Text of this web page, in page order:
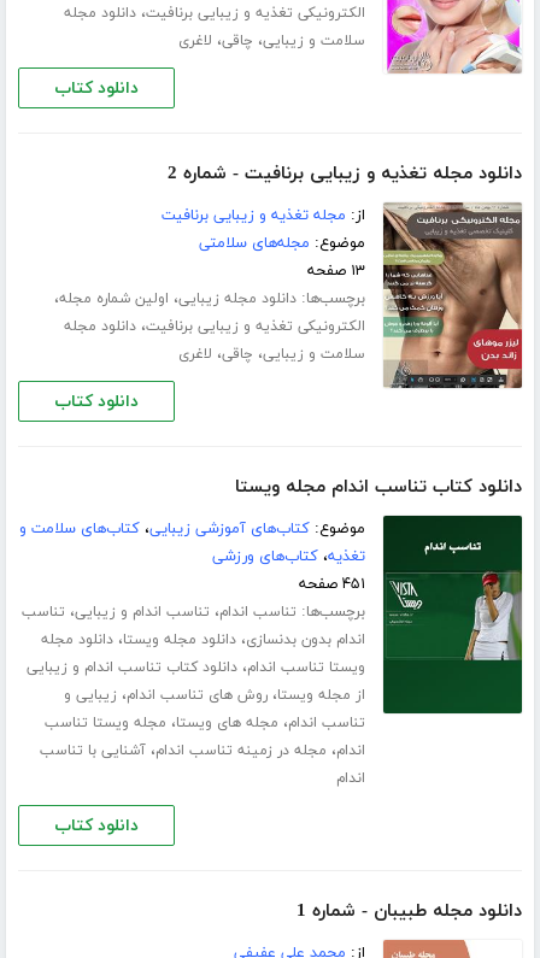
الکترونیکی تغذیه و زیبایی برنافیت،دانلود مجله
سلامت و زیبایی، چاقی، لاغری
دانلود کتاب
دانلود مجله تغذیه و زیبایی برنافیت - شماره 2
از: مجله تغذیه و زیبایی برنافیت
موضوع: مجله‌های سلامتی
۱۳ صفحه
برچسب‌ها:دانلود مجله زیبایی، اولین شماره مجله،
الکترونیکی تغذیه و زیبایی برنافیت،دانلود مجله
سلامت و زیبایی، چاقی، لاغری
دانلود کتاب
دانلود کتاب تناسب اندام مجله ویستا
موضوع:کتاب‌های آموزشی زیبایی،کتاب‌های سلامت و
تغذیه،کتاب‌های ورزشی
۴۵۱ صفحه
برچسب‌ها: تناسب اندام، تناسب اندام و زیبایی، تناسب
اندام بدون بدنسازی،دانلود مجله ویستا،دانلود مجله
ویستا تناسب اندام،دانلود کتاب تناسب اندام و زیبایی
از مجله ویستا،روش های تناسب اندام، زیبایی و
تناسب اندام، مجله های ویستا، مجله ویستا تناسب
اندام، مجله در زمینه تناسب اندام،آشنایی با تناسب
اندام
دانلود کتاب
دانلود مجله طبیبان - شماره 1
از: محمد علی عفیفی